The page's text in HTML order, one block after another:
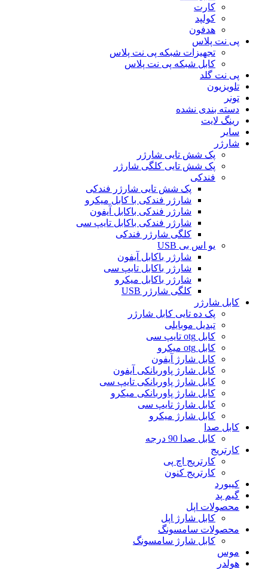
کارت
کولپد
هدفون
پی نت پلاس
تجهیزات شبکه پی نت پلاس
کابل شبکه پی نت پلاس
پی نت گلد
تلویزیون
تونر
دسته بندی نشده
رینگ لایت
سایر
شارژر
پک شش تایی شارژر
پک شش تایی کلگی شارژر
فندکی
پک شش تایی شارژر فندکی
شارژر فندکی با کابل میکرو
شارژر فندکی باکابل آیفون
شارژر فندکی باکابل تایپ سی
کلگی شارژر فندکی
یو اس بی USB
شارژر باکابل آیفون
شارژر باکابل تایپ سی
شارژر باکابل میکرو
کلگی شارژر USB
کابل شارژر
پک ده تایی کابل شارژر
تبدیل موبایلی
کابل otg تایپ سی
کابل otg میکرو
کابل شارژ آیفون
کابل شارژ پاوربانکی آیفون
کابل شارژ پاوربانکی تایپ سی
کابل شارژ پاوربانکی میکرو
کابل شارژ تایپ سی
کابل شارژ میکرو
کابل صدا
کابل صدا 90 درجه
کارتریج
کارتریج اچ پی
کارتریج کنون
کیبورد
گیم پد
محصولات اپل
کابل شارژ اپل
محصولات سامسونگ
کابل شارژ سامسونگ
موس
هولدر